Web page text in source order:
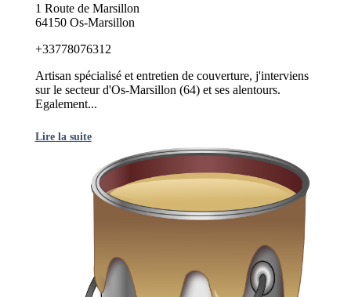
1 Route de Marsillon
64150 Os-Marsillon
+33778076312
Artisan spécialisé et entretien de couverture, j'interviens
sur le secteur d'Os-Marsillon (64) et ses alentours.
Egalement...
Lire la suite